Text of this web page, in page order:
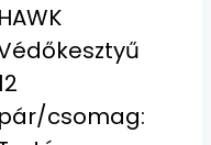
HAWK
pár/csomag: